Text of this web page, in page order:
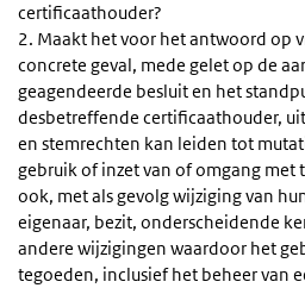
certificaathouder?
2. Maakt het voor het antwoord op
concrete geval, mede gelet op de
geagendeerde besluit en het
desbetreffende certificaathouder,
en stemrechten kan leiden tot
gebruik of inzet van of omgang met
ook, met als gevolg wijziging van
eigenaar, bezit, onderscheidende
andere wijzigingen waardoor het
tegoeden, inclusief het beheer van